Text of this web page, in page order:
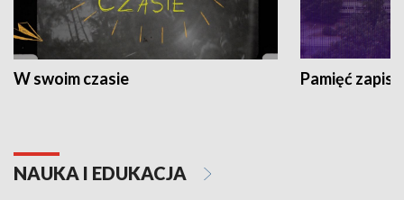
W swoim czasie Pamięć
NAUKA I EDUKACJA